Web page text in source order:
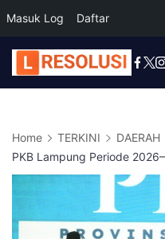
Masuk Log Daftar
Skip
to
Home TERKINI DAERAH
PKB Lampung Periode